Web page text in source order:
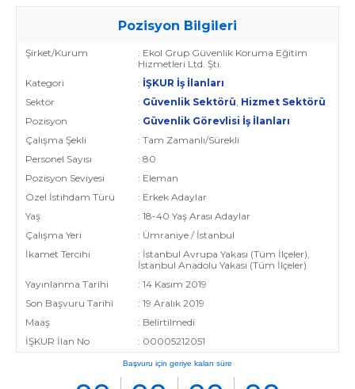
Pozisyon Bilgileri
Şirket/Kurum
: Ekol Grup Güvenlik Koruma Eğitim
Hizmetleri Ltd. Şti.
Kategori
: İŞKUR İş İlanları
Sektör
: Güvenlik Sektörü Hizmet Sektörü
Pozisyon
: Güvenlik Görevlisi İş İlanları
Çalışma Şekli
: Tam Zamanlı/Sürekli
Personel Sayısı
: 80
Pozisyon Seviyesi
: Eleman
Özel İstihdam Türü
: Erkek Adaylar
Yaş
: 18-40 Yaş Arası Adaylar
Çalışma Yeri
: Ümraniye / İstanbul
İkamet Tercihi
: İstanbul Avrupa Yakası (Tüm İlçeler),
İstanbul Anadolu Yakası (Tüm İlçeler)
Yayınlanma Tarihi
: 14 Kasım 2019
Son Başvuru Tarihi
: 19 Aralık 2019
Maaş
: Belirtilmedi
İŞKUR İlan No
: 00005212051